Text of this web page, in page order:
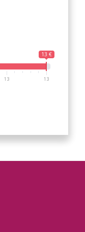
13 €
13 13